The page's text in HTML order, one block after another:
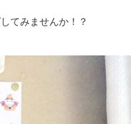
てみませんか！？